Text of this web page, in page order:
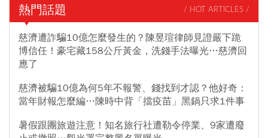
熱門話題 / HOT ARTICLES /
慈濟遭詐騙10億怎麼發生的？陳昱瑄律師見證嚴下跪
博信任！豪宅藏158公斤黃金，洗錢手法曝光…慈濟回
應了
慈濟被騙10億為何5年不報警、錢找到才認？他好奇：
當年財報怎麼編…陳時中背「擋疫苗」黑鍋只求1件事
暑假跟團旅遊注意！知名旅行社遭勒令停業、9家遭廢